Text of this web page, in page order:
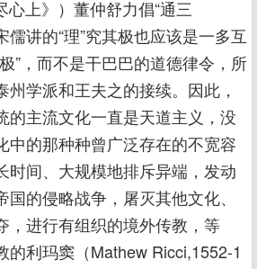
心上》）董仲舒力倡“通三
儒讲的“理”究其极也应该是一多互
”，而不是干巴巴的道德律令，所
州学派和王夫之的接续。因此，
的主流文化一直是天道主义，没
中的那种种曾广泛存在的不宽容
时间、大规模地排斥异端，发动
的侵略战争，屠灭其他文化、
，进行有组织的境外传教，等
的利玛窦（Mathew Ricci,1552-1